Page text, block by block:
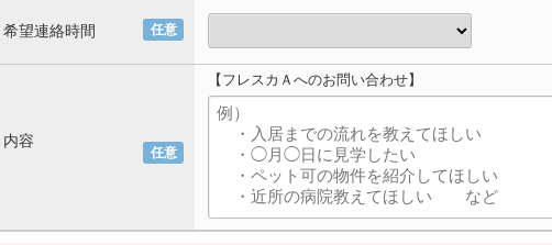
任意
希望連絡時間
任意
内容
【フレスカＡへのお問い合わせ】